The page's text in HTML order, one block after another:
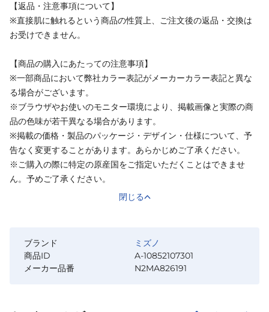
【返品・注意事項について】
※直接肌に触れるという商品の性質上、ご注文後の返品・交換は
お受けできません。
【商品の購入にあたっての注意事項】
※一部商品において弊社カラー表記がメーカーカラー表記と異な
る場合がございます。
※ブラウザやお使いのモニター環境により、掲載画像と実際の商
品の色味が若干異なる場合があります。
※掲載の価格・製品のパッケージ・デザイン・仕様について、予
告なく変更することがあります。あらかじめご了承ください。
※ご購入の際に特定の原産国をご指定いただくことはできませ
ん。予めご了承ください。
閉じる
ブランド
ミズノ
商品ID
A-10852107301
メーカー品番
N2MA826191